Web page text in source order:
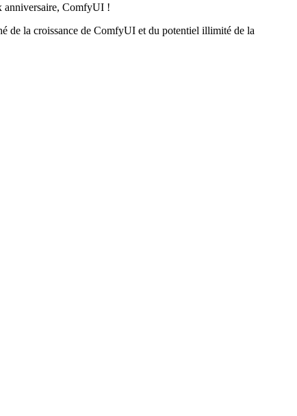
anniversaire, ComfyUI !
de la croissance de ComfyUI et du potentiel illimité de la